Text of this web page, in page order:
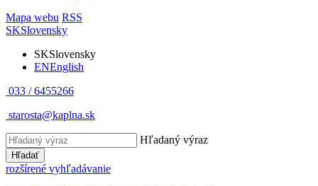
Mapa webu RSS
SKSlovensky
SKSlovensky
ENEnglish
033 / 6455266
starosta@kaplna.sk
Hľadaný výraz
Hľadať
rozšírené vyhľadávanie